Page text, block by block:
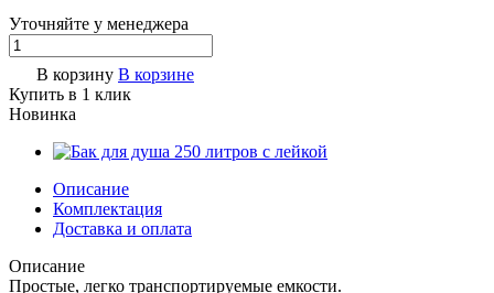
Уточняйте у менеджера
В корзину В корзине
Купить в 1 клик
Новинка
Описание
Комплектация
Доставка и оплата
Описание
Простые, легко транспортируемые емкости.